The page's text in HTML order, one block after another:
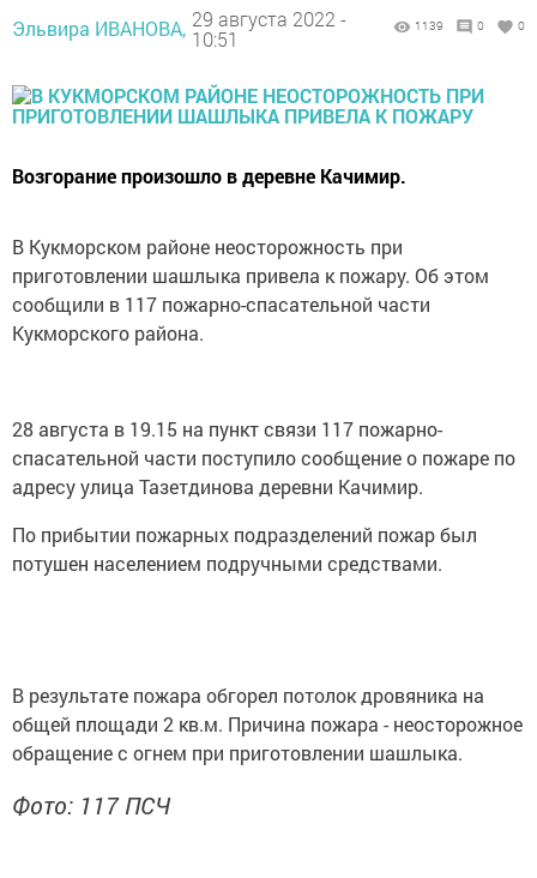
Эльвира ИВАНОВА, 29 августа 2022 -
10:51
1139 0 0
Возгорание произошло в деревне Качимир.
В Кукморском районе неосторожность при
приготовлении шашлыка привела к пожару. Об этом
сообщили в 117 пожарно-спасательной части
Кукморского района.
28 августа в 19.15 на пункт связи 117 пожарно-
спасательной части поступило сообщение о пожаре по
адресу улица Тазетдинова деревни Качимир.
По прибытии пожарных подразделений пожар был
потушен населением подручными средствами.
В результате пожара обгорел потолок дровяника на
общей площади 2 кв.м. Причина пожара - неосторожное
обращение с огнем при приготовлении шашлыка.
Фото: 117 ПСЧ